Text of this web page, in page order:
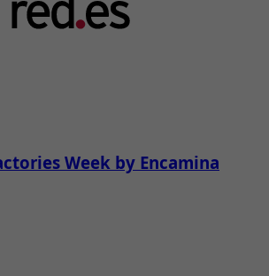
Week by Encamina